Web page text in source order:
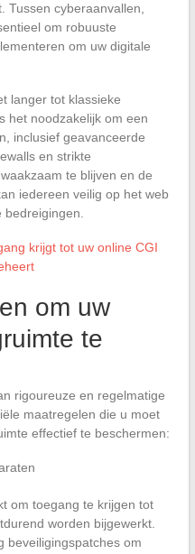
Tussen cyberaanvallen,
om robuuste
om uw digitale
langer tot klassieke
het noodzakelijk om een
inclusief geavanceerde
en strikte
te blijven en de
iedereen veilig op het web
krijgt tot uw online CGI
om uw
te
rigoureuze en regelmatige
maatregelen die u moet
effectief te beschermen:
om toegang te krijgen tot
worden bijgewerkt.
beveiligingspatches om